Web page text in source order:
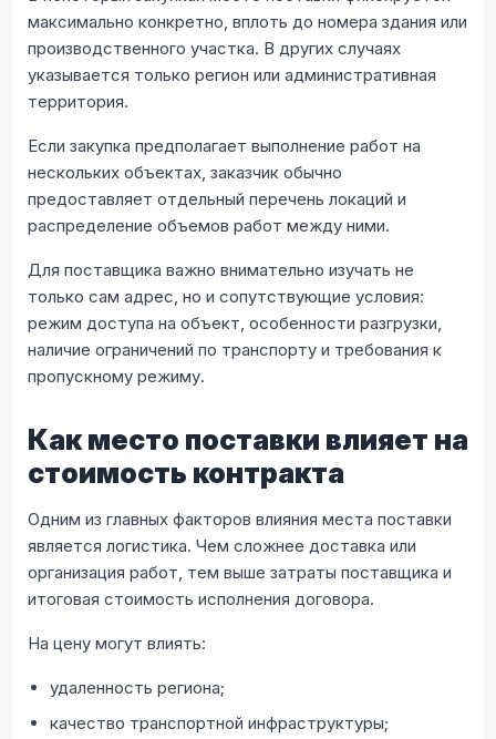
максимально конкретно, вплоть до номера здания или
производственного участка. В других случаях
указывается только регион или административная
территория.
Если закупка предполагает выполнение работ на
нескольких объектах, заказчик обычно
предоставляет отдельный перечень локаций и
распределение объемов работ между ними.
Для поставщика важно внимательно изучать не
только сам адрес, но и сопутствующие условия:
режим доступа на объект, особенности разгрузки,
наличие ограничений по транспорту и требования к
пропускному режиму.
Как место поставки влияет на
стоимость контракта
Одним из главных факторов влияния места поставки
является логистика. Чем сложнее доставка или
организация работ, тем выше затраты поставщика и
итоговая стоимость исполнения договора.
На цену могут влиять:
удаленность региона;
качество транспортной инфраструктуры;